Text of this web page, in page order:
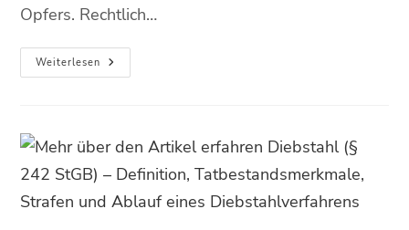
Opfers. Rechtlich…
Weiterlesen